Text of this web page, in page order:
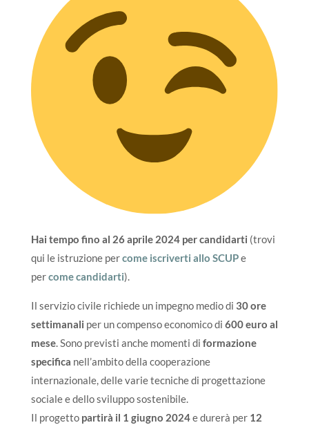
Hai tempo fino al 26 aprile 2024 per candidarti (trovi
qui le istruzione percome iscriverti allo SCUPe
percome candidarti).
Il servizio civile richiede un impegno medio di 30 ore
settimanali per un compenso economico di 600 euro al
mese. Sono previsti anche momenti di formazione
specifica nell’ambito della cooperazione
internazionale, delle varie tecniche di progettazione
sociale e dello sviluppo sostenibile.
Il progetto partirà il 1 giugno 2024e durerà per 12